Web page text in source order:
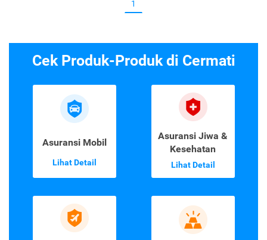
1
Cek Produk-Produk di Cermati
Asuransi Mobil
Lihat Detail
Asuransi Jiwa &
Kesehatan
Lihat Detail